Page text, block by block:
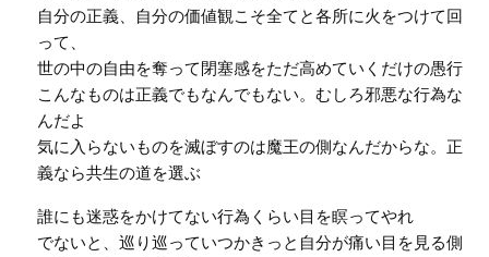
自分の正義、自分の価値観こそ全てと各所に火をつけて回
って、
世の中の自由を奪って閉塞感をただ高めていくだけの愚行
こんなものは正義でもなんでもない。むしろ邪悪な行為な
んだよ
気に入らないものを滅ぼすのは魔王の側なんだからな。正
義なら共生の道を選ぶ
誰にも迷惑をかけてない行為くらい目を瞑ってやれ
でないと、巡り巡っていつかきっと自分が痛い目を見る側